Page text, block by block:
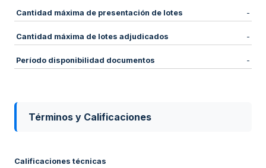
Cantidad máxima de presentación de lotes -
Cantidad máxima de lotes adjudicados -
Período disponibilidad documentos -
Términos y Calificaciones
Calificaciones técnicas